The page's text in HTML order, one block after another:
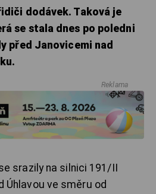
dodávek. Taková je
se stala dnes po poledni
před Janovicemi nad
Reklama
srazily na silnici 191/II
Úhlavou ve směru od